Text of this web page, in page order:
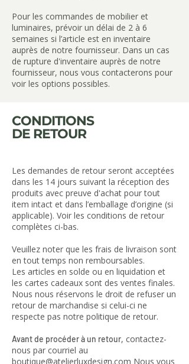
Pour les commandes de mobilier et
luminaires, prévoir un délai de 2 à 6
semaines si l’article est en inventaire
auprès de notre fournisseur. Dans un cas
de rupture d'inventaire auprès de notre
fournisseur, nous vous contacterons pour
voir les options possibles.
CONDITIONS
DE RETOUR
Les demandes de retour seront acceptées
dans les 14 jours suivant la réception des
produits avec preuve d'achat pour tout
item intact et dans l’emballage d’origine (si
applicable). Voir les conditions de retour
complètes ci-bas.
Veuillez noter que les frais de livraison sont
en tout temps non remboursables.
Les articles en solde ou en liquidation et
les cartes cadeaux sont des ventes finales.
Nous nous réservons le droit de refuser un
retour de marchandise si celui-ci ne
respecte pas notre politique de retour.
Avant de procéder à un retour, contactez-
nous par courriel au
boutique@atelierluxdesign.com Nous vous